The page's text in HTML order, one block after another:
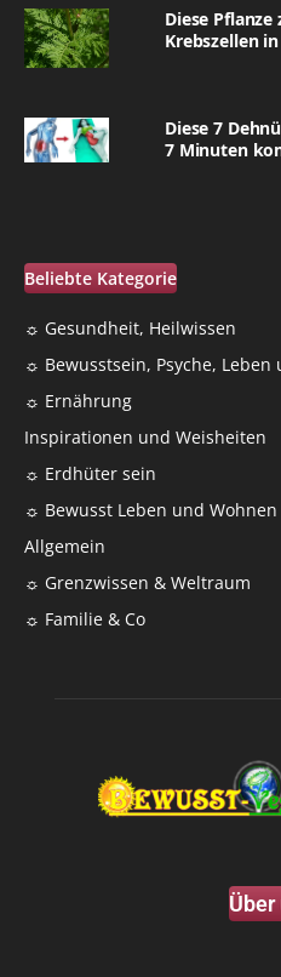
Diese
Krebszellen
Diese 7
7 Minuten
Beliebte Kategorie
☼ Gesundheit, Heilwissen
☼ Bewusstsein, Psyche, Leben
☼ Ernährung
Inspirationen und Weisheiten
☼ Erdhüter sein
☼ Bewusst Leben und Wohnen
Allgemein
☼ Grenzwissen & Weltraum
☼ Familie & Co
Über